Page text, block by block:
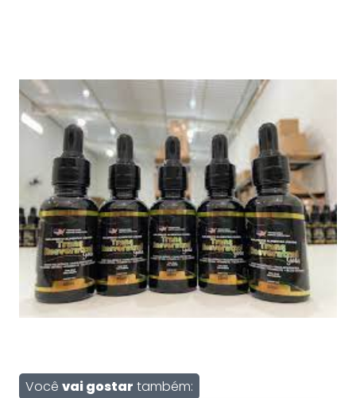
Você vai gostar também: